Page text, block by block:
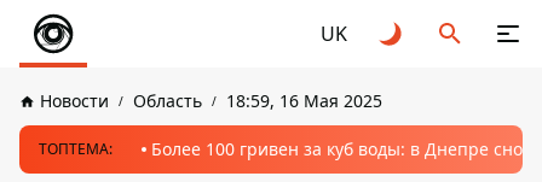
UK
Новости Область 18:59, 16 Мая 2025
ТОПТЕМА: Более 100 гривен за куб воды: в Днепре